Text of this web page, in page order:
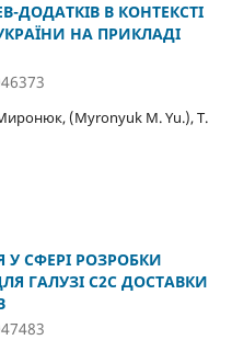
ДОДАТКІВ В КОНТЕКСТІ
НА ПРИКЛАДІ
(Myronyuk M. Yu.), Т.
У СФЕРІ РОЗРОБКИ
ГАЛУЗІ C2C ДОСТАВКИ